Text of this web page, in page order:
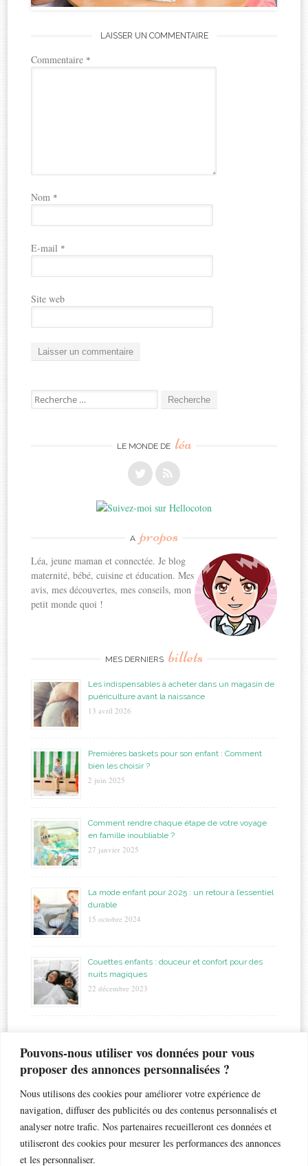
Pouvons-nous utiliser vos données pour vous
proposer des annonces personnalisées ?
Nous utilisons des cookies pour améliorer votre expérience de
navigation, diffuser des publicités ou des contenus personnalisés et
analyser notre trafic. Nos partenaires recueilleront ces données et
utiliseront des cookies pour mesurer les performances des annonces
et les personnaliser.
LAISSER UN COMMENTAIRE
Commentaire *
Nom *
E-mail *
Site web
Recherche
pour:
LE MONDE DE léa
A propos
Léa, jeune maman et connectée. Je blog
maternité, bébé, cuisine et éducation. Mes
avis, mes découvertes, mes conseils, mon
petit monde quoi !
MES DERNIERS billets
Les indispensables à acheter dans un magasin de
puériculture avant la naissance
13 avril 2026
Premières baskets pour son enfant : Comment
bien les choisir ?
2 juin 2025
Comment rendre chaque étape de votre voyage
en famille inoubliable ?
27 janvier 2025
La mode enfant pour 2025 : un retour à l’essentiel
durable
15 octobre 2024
Couettes enfants : douceur et confort pour des
nuits magiques
22 décembre 2023
accouchement allaitement astuces bapteme beauté
bronchiolite bébé cadeau chaleur chambre chocolat
coiffure crèche dents de lait droits enfant enfants esthétique
gateau grossesse grossesse géméllaire jouet